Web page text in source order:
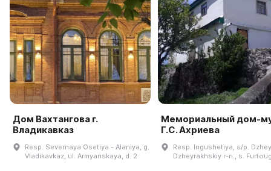
Дом Вахтангова г.
Владикавказ
Resp. Severnaya Osetiya - Alaniya, g.
Vladikavkaz, ul. Armyanskaya, d. 2
Мемориальный дом-
Г.С. Ахриева
Resp. Ingushetiya, s/p.
Dzheyrakhskiy r-n., s.